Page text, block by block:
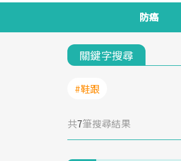
防癌
關鍵字搜尋
#鞋跟
共7筆搜尋結果